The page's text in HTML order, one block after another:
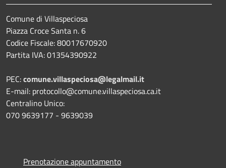
Comune di Villaspeciosa
Piazza Croce Santa n. 6
Codice Fiscale: 80017670920
Partita IVA: 01354390922
PEC:comune.villaspeciosa@legalmail.it
E-mail: protocollo@comune.villaspeciosa.ca.it
Centralino Unico:
070 9639177 - 9639039
Prenotazione appuntamento